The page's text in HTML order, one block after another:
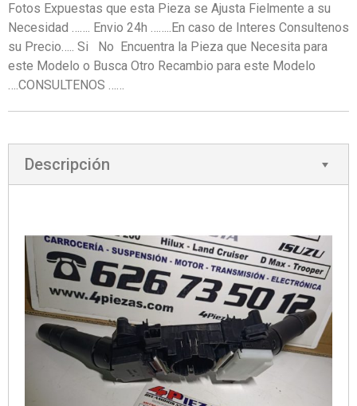
Fotos Expuestas que esta Pieza se Ajusta Fielmente a su
Necesidad ……. Envio 24h ……..En caso de Interes Consultenos
su Precio….. Si No Encuentra la Pieza que Necesita para
este Modelo o Busca Otro Recambio para este Modelo
….CONSULTENOS ……
Descripción